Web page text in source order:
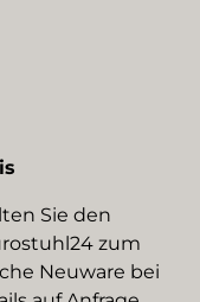
Sie den
zum
Neuware bei